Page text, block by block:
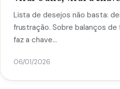
Lista de desejos não basta:
frustração. Sobre balanços de
faz a chave…
06/01/2026